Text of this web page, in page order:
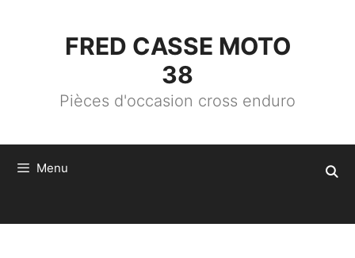
FRED CASSE MOTO
38
Pièces d'occasion cross enduro
Menu